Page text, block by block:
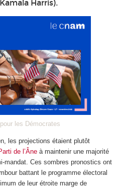
Harris).
les Démocrates
les projections étaient plutôt
de l’Âneà maintenir une majorité
mandat. Ces sombres pronostics ont
battant le programme électoral
de leur étroite marge de